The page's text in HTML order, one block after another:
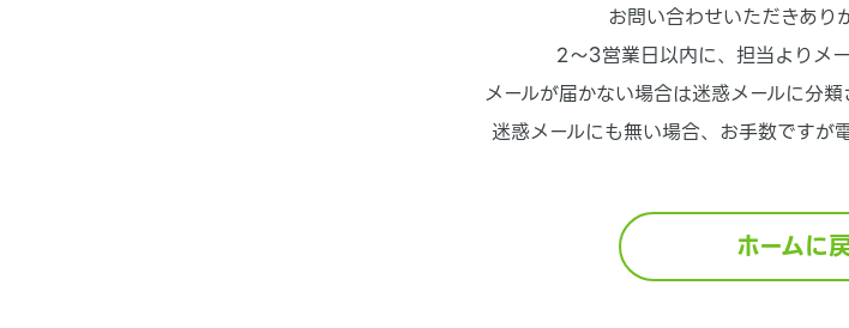
お問い合わせいただきあり
2～3営業日以内に、担当よりメー
メールが届かない場合は迷惑メールに分
迷惑メールにも無い場合、お手数ですが
ホームに